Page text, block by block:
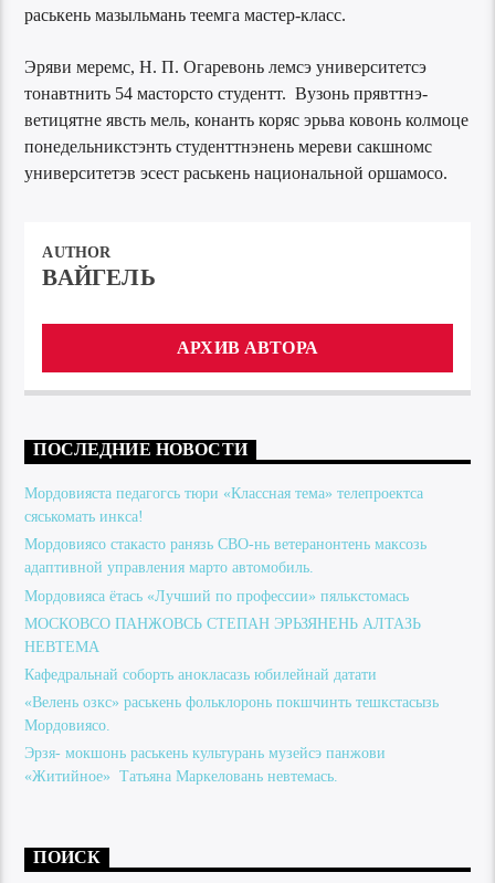
раськень мазыльмань теемга мастер-класс.
Эряви меремс, Н. П. Огаревонь лемсэ университетсэ
тонавтнить 54 масторсто студентт. Вузонь прявттнэ-
ветицятне явсть мель, конанть коряс эрьва ковонь колмоце
понедельникстэнть студенттнэнень мереви сакшномс
университетэв эсест раськень национальной оршамосо.
AUTHOR
ВАЙГЕЛЬ
АРХИВ АВТОРА
ПОСЛЕДНИЕ НОВОСТИ
Мордовияста педагогсь тюри «Классная тема» телепроектса
сяськомать инкса!
Мордовиясо стакасто ранязь СВО-нь ветеранонтень максозь
адаптивной управления марто автомобиль.
Мордовияса ётась «Лучший по профессии» пялькстомась
МОСКОВСО ПАНЖОВСЬ СТЕПАН ЭРЬЗЯНЕНЬ АЛТАЗЬ
НЕВТЕМА
Кафедральнай соборть анокласазь юбилейнай датати
«Велень озкс» раськень фольклоронь покшчинть тешкстасызь
Мордовиясо.
Эрзя- мокшонь раськень культурань музейсэ панжови
«Житийное» Татьяна Маркеловань невтемась.
ПОИСК